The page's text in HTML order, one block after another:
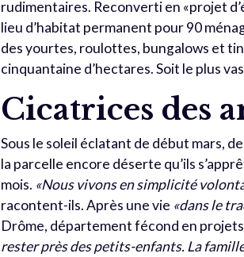
rudimentaires. Reconverti en «projet
lieu d’habitat permanent pour 90
des yourtes, roulottes, bungalows et
cinquantaine d’hectares. Soit le plus
Cicatrices des
Sous le soleil éclatant de début mars,
la parcelle encore déserte qu’ils
mois. «Nous vivons en simplicité
racontent-ils. Après une vie «dans le
Drôme, département fécond en
rester près des petits-enfants. La